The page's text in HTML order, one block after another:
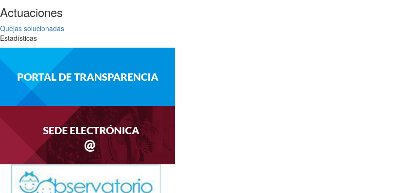
Actuaciones
Quejas solucionadas
Estadísticas